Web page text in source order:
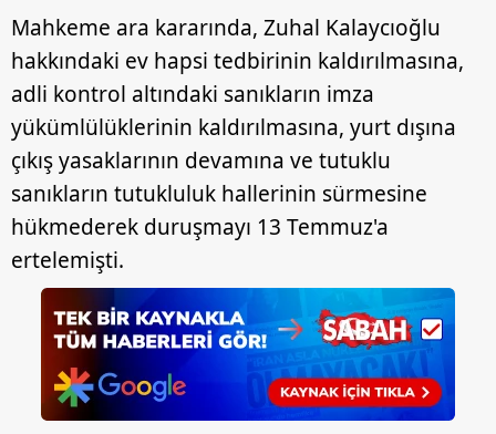
Mahkeme ara kararında, Zuhal Kalaycıoğlu
hakkındaki ev hapsi tedbirinin kaldırılmasına,
adli kontrol altındaki sanıkların imza
yükümlülüklerinin kaldırılmasına, yurt dışına
çıkış yasaklarının devamına ve tutuklu
sanıkların tutukluluk hallerinin sürmesine
hükmederek duruşmayı 13 Temmuz'a
ertelemişti.